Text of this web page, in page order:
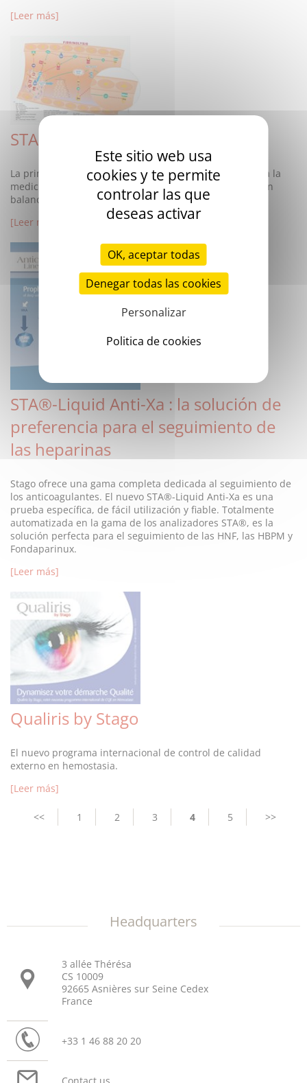
[Leer más]
STA-ImmunoDef XII
La primera ventaja de este nuevo reactivo es que facilita la
medición de la actividad del Factor XII, en el marco de un
balance preoperatorio.
[Leer más]
STA®-Liquid Anti-Xa : la solución de
preferencia para el seguimiento de
las heparinas
Stago ofrece una gama completa dedicada al seguimiento de
los anticoagulantes. El nuevo STA®-Liquid Anti-Xa es una
prueba específica, de fácil utilización y fiable. Totalmente
automatizada en la gama de los analizadores STA®, es la
solución perfecta para el seguimiento de las HNF, las HBPM y
Fondaparinux.
[Leer más]
Qualiris by Stago
El nuevo programa internacional de control de calidad
externo en hemostasia.
[Leer más]
Pagination
Previous
<< Page
1 Page
2 Page
3
Current
4 Page
5
Next
>>
Headquarters
3 allée Thérésa
CS 10009
92665 Asnières sur Seine Cedex
France
+33 1 46 88 20 20
Este sitio web usa
cookies y te permite
controlar las que
deseas activar
OK, aceptar todas
Denegar todas las cookies
Personalizar
Politica de cookies